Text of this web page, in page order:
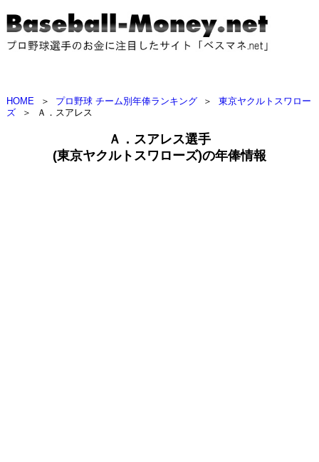
HOME ＞ プロ野球 チーム別年俸ランキング ＞
東京ヤクルトスワロー
ズ
＞ Ａ．スアレス
Ａ．スアレス選手
(東京ヤクルトスワローズ)の年俸情報